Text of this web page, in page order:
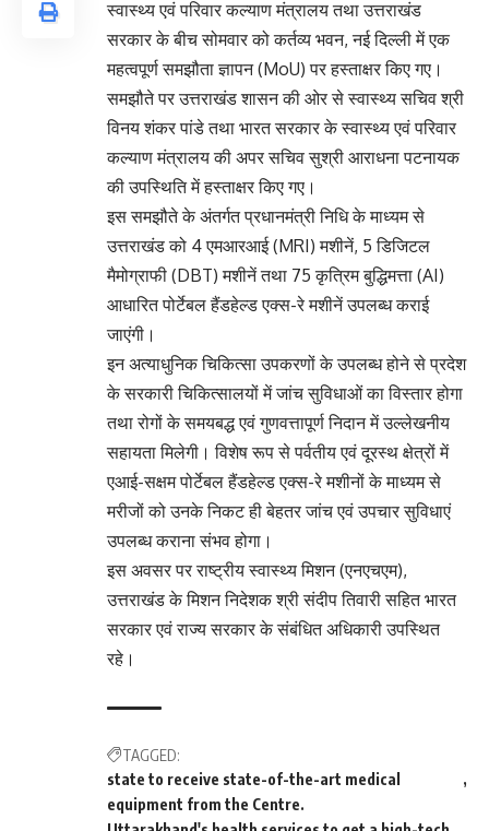
स्वास्थ्य एवं परिवार कल्याण मंत्रालय तथा उत्तराखंड
सरकार के बीच सोमवार को कर्तव्य भवन, नई दिल्ली में एक
महत्वपूर्ण समझौता ज्ञापन (MoU) पर हस्ताक्षर किए गए।
समझौते पर उत्तराखंड शासन की ओर से स्वास्थ्य सचिव श्री
विनय शंकर पांडे तथा भारत सरकार के स्वास्थ्य एवं परिवार
कल्याण मंत्रालय की अपर सचिव सुश्री आराधना पटनायक
की उपस्थिति में हस्ताक्षर किए गए।
इस समझौते के अंतर्गत प्रधानमंत्री निधि के माध्यम से
उत्तराखंड को 4 एमआरआई (MRI) मशीनें, 5 डिजिटल
मैमोग्राफी (DBT) मशीनें तथा 75 कृत्रिम बुद्धिमत्ता (AI)
आधारित पोर्टेबल हैंडहेल्ड एक्स-रे मशीनें उपलब्ध कराई
जाएंगी।
इन अत्याधुनिक चिकित्सा उपकरणों के उपलब्ध होने से प्रदेश
के सरकारी चिकित्सालयों में जांच सुविधाओं का विस्तार होगा
तथा रोगों के समयबद्ध एवं गुणवत्तापूर्ण निदान में उल्लेखनीय
सहायता मिलेगी। विशेष रूप से पर्वतीय एवं दूरस्थ क्षेत्रों में
एआई-सक्षम पोर्टेबल हैंडहेल्ड एक्स-रे मशीनों के माध्यम से
मरीजों को उनके निकट ही बेहतर जांच एवं उपचार सुविधाएं
उपलब्ध कराना संभव होगा।
इस अवसर पर राष्ट्रीय स्वास्थ्य मिशन (एनएचएम),
उत्तराखंड के मिशन निदेशक श्री संदीप तिवारी सहित भारत
सरकार एवं राज्य सरकार के संबंधित अधिकारी उपस्थित
रहे।
TAGGED:
state to receive state-of-the-art medical
equipment from the Centre.